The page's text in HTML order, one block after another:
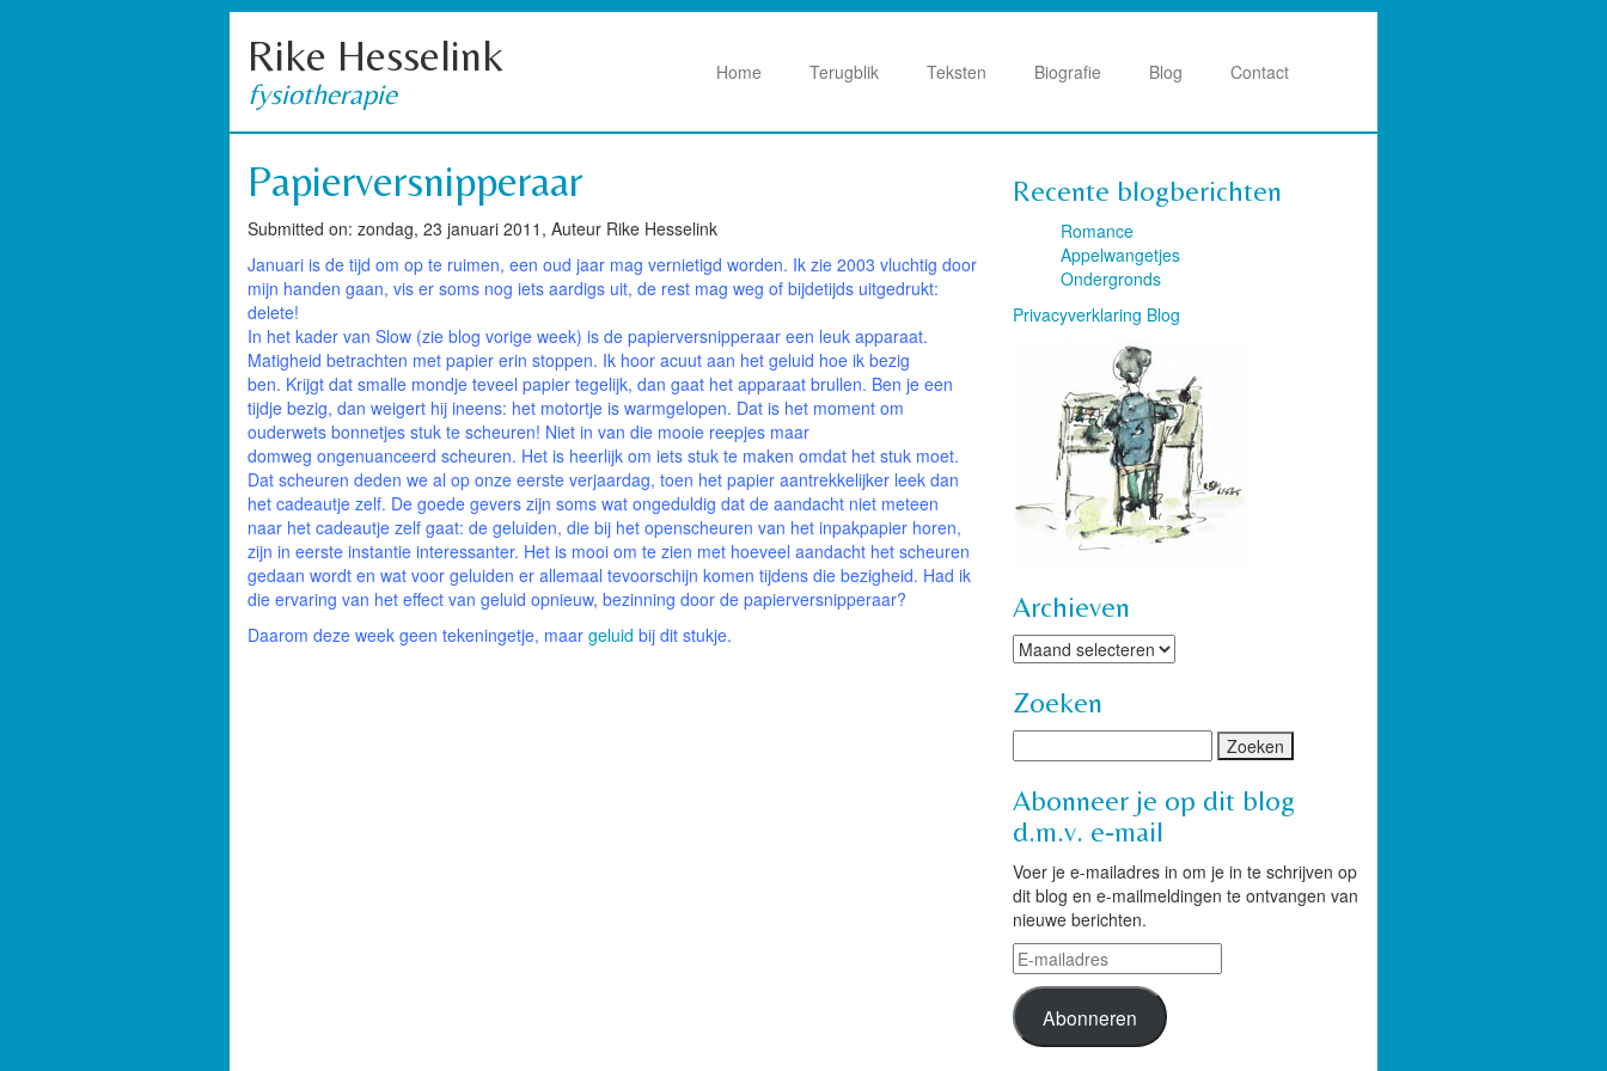
Rike Hesselink
fysiotherapie
Home Terugblik Teksten Biografie Blog Contact
Papierversnipperaar
Submitted on: zondag, 23 januari 2011, Auteur Rike Hesselink
Januari is de tijd om op te ruimen, een oud jaar mag vernietigd worden. Ik zie 2003 vluchtig door
mijn handen gaan, vis er soms nog iets aardigs uit, de rest mag weg of bijdetijds uitgedrukt:
delete!
In het kader van Slow (zie blog vorige week) is de papierversnipperaar een leuk apparaat.
Matigheid betrachten met papier erin stoppen. Ik hoor acuut aan het geluid hoe ik bezig
ben. Krijgt dat smalle mondje teveel papier tegelijk, dan gaat het apparaat brullen. Ben je een
tijdje bezig, dan weigert hij ineens: het motortje is warmgelopen. Dat is het moment om
ouderwets bonnetjes stuk te scheuren! Niet in van die mooie reepjes maar
domweg ongenuanceerd scheuren. Het is heerlijk om iets stuk te maken omdat het stuk moet.
Dat scheuren deden we al op onze eerste verjaardag, toen het papier aantrekkelijker leek dan
het cadeautje zelf. De goede gevers zijn soms wat ongeduldig dat de aandacht niet meteen
naar het cadeautje zelf gaat: de geluiden, die bij het openscheuren van het inpakpapier horen,
zijn in eerste instantie interessanter. Het is mooi om te zien met hoeveel aandacht het scheuren
gedaan wordt en wat voor geluiden er allemaal tevoorschijn komen tijdens die bezigheid. Had ik
die ervaring van het effect van geluid opnieuw, bezinning door de papierversnipperaar?
Daarom deze week geen tekeningetje, maar geluid bij dit stukje.
Recente blogberichten
Romance
Appelwangetjes
Ondergronds
Privacyverklaring Blog
Archieven
Archieven
Zoeken
Abonneer je op dit blog
d.m.v. e-mail
Voer je e-mailadres in om je in te schrijven op
dit blog en e-mailmeldingen te ontvangen van
nieuwe berichten.
E-
mailadres
Abonneren